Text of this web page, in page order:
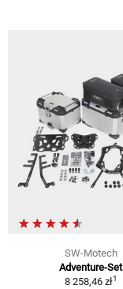
SW-Motech
Adventure-Set
8 258,46 zł1